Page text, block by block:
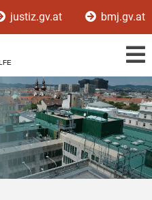
justiz.gv.at bmj.gv.at